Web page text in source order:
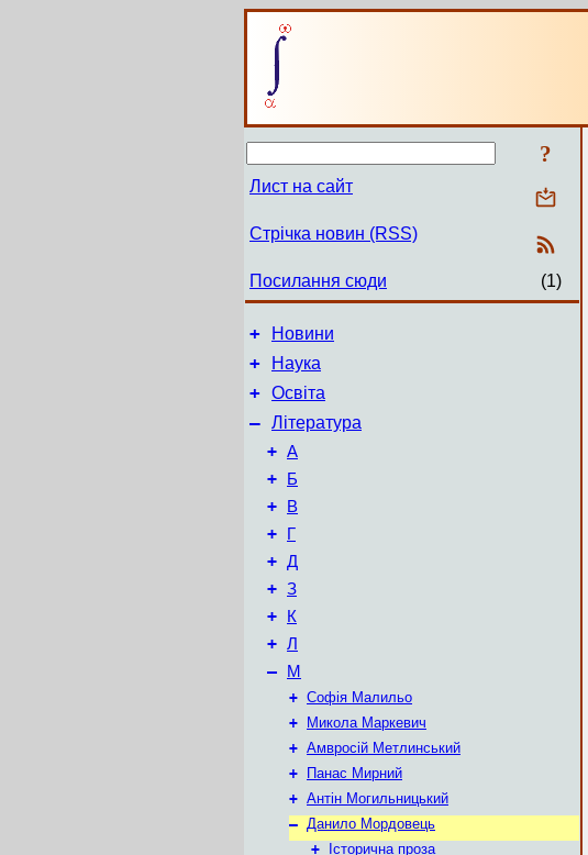
?
Лист на сайт
Стрічка новин (RSS)
Посилання сюди (1)
+ Новини
+ Наука
+ Освіта
– Література
+ А
+ Б
+ В
+ Г
+ Д
+ З
+ К
+ Л
– М
+ Софія Малильо
+
Микола Маркевич
+ Амвросій Метлинський
+
Панас Мирний
+ Антін Могильницький
– Данило Мордовець
+
Історична проза